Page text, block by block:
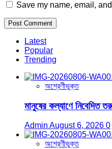
Save my name, email,
Latest
Popular
Trending
অশ্রেণীভুক্ত
মানুষের কল্যাণে নিবেদিত
Admin August 6, 2026 0
অশ্রেণীভুক্ত